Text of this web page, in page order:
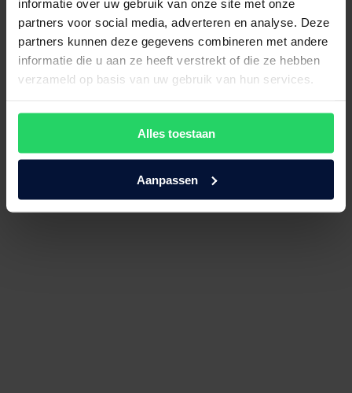
informatie over uw gebruik van onze site met onze
partners voor social media, adverteren en analyse. Deze
partners kunnen deze gegevens combineren met andere
informatie die u aan ze heeft verstrekt of die ze hebben
verzameld op basis van uw gebruik van hun services.
Alles toestaan
Aanpassen
Avek topmatras Fier Talalay
natuurlatex